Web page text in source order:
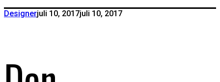
Designerjuli 10, 2017juli 10, 2017